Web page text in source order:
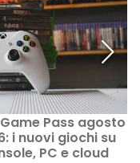
Pass agosto
i nuovi giochi su
PC e cloud